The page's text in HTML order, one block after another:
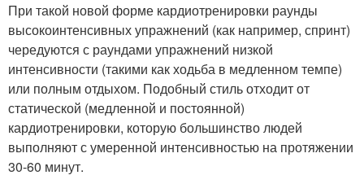
При такой новой форме кардиотренировки раунды
высокоинтенсивных упражнений (как например, спринт)
чередуются с раундами упражнений низкой
интенсивности (такими как ходьба в медленном темпе)
или полным отдыхом. Подобный стиль отходит от
статической (медленной и постоянной)
кардиотренировки, которую большинство людей
выполняют с умеренной интенсивностью на протяжении
30-60 минут.